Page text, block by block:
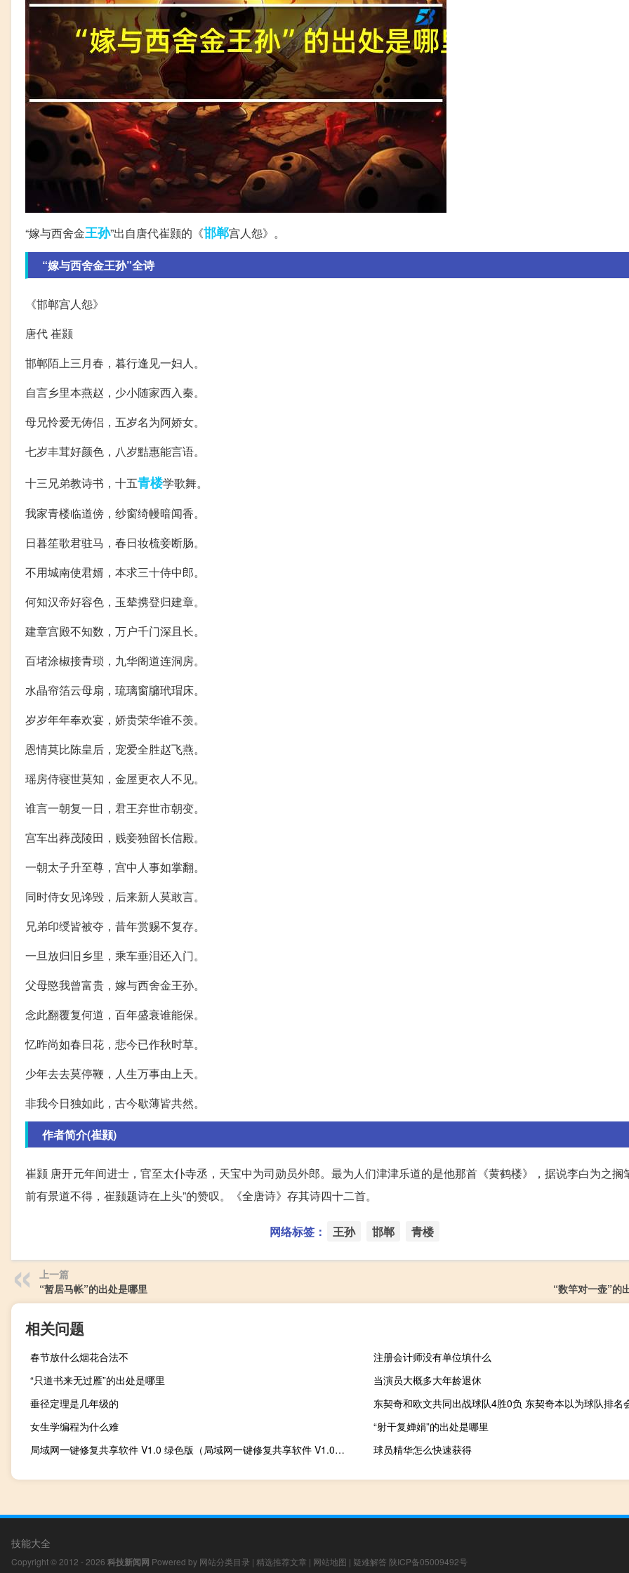
“嫁与西舍金王孙”出自唐代崔颢的《邯郸宫人怨》。
“嫁与西舍金王孙”全诗
《邯郸宫人怨》
唐代 崔颢
邯郸陌上三月春，暮行逢见一妇人。
自言乡里本燕赵，少小随家西入秦。
母兄怜爱无俦侣，五岁名为阿娇女。
七岁丰茸好颜色，八岁黠惠能言语。
十三兄弟教诗书，十五青楼学歌舞。
我家青楼临道傍，纱窗绮幔暗闻香。
日暮笙歌君驻马，春日妆梳妾断肠。
不用城南使君婿，本求三十侍中郎。
何知汉帝好容色，玉辇携登归建章。
建章宫殿不知数，万户千门深且长。
百堵涂椒接青琐，九华阁道连洞房。
水晶帘箔云母扇，琉璃窗牖玳瑁床。
岁岁年年奉欢宴，娇贵荣华谁不羡。
恩情莫比陈皇后，宠爱全胜赵飞燕。
瑶房侍寝世莫知，金屋更衣人不见。
谁言一朝复一日，君王弃世市朝变。
宫车出葬茂陵田，贱妾独留长信殿。
一朝太子升至尊，宫中人事如掌翻。
同时侍女见谗毁，后来新人莫敢言。
兄弟印绶皆被夺，昔年赏赐不复存。
一旦放归旧乡里，乘车垂泪还入门。
父母愍我曾富贵，嫁与西舍金王孙。
念此翻覆复何道，百年盛衰谁能保。
忆昨尚如春日花，悲今已作秋时草。
少年去去莫停鞭，人生万事由上天。
非我今日独如此，古今歇薄皆共然。
作者简介(崔颢)
崔颢 唐开元年间进士，官至太仆寺丞，天宝中为司勋员外郎。最为人们津津乐道的是他那首《黄鹤楼》，据说李白为之搁
前有景道不得，崔颢题诗在上头”的赞叹。《全唐诗》存其诗四十二首。
网络标签： 王孙 邯郸 青楼
上一篇
“暂居马帐”的出处是哪里
“数竿对一壶”的
相关问题
春节放什么烟花合法不
注册会计师没有单位填什么
“只道书来无过雁”的出处是哪里
当演员大概多大年龄退休
垂径定理是几年级的
女生学编程为什么难
“射干复婵娟”的出处是哪里
局域网一键修复共享软件 V1.0 绿色版（局域网一键修复共享软件 V1.0 绿色版功能简介）
球员精华怎么快速获得
技能大全
Copyright © 2012 - 2026 科技新闻网 Powered by 网站分类目录 | 精选推荐文章 | 网站地图 | 疑难解答 陕ICP备05009492号